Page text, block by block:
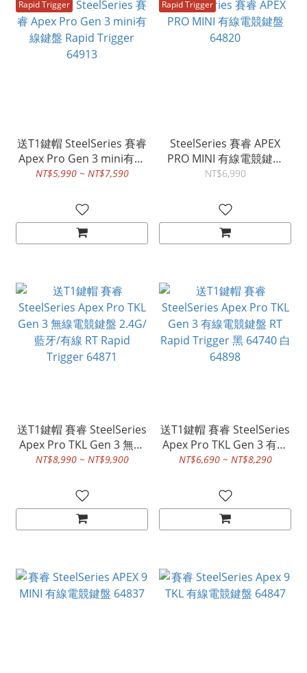
Rapid Trigger
送T1鍵帽 SteelSeries 賽睿
Apex Pro Gen 3 mini有線
鍵盤 Rapid Trigger 64913
NT$5,990 ~ NT$7,590
Rapid Trigger
SteelSeries 賽睿 APEX
PRO MINI 有線電競鍵盤
64820
NT$6,990
送T1鍵帽 賽睿 SteelSeries
Apex Pro TKL Gen 3 無線
電競鍵盤 2.4G/藍牙/有線
NT$8,990 ~ NT$9,900
送T1鍵帽 賽睿 SteelSeries
Apex Pro TKL Gen 3 有線
電競鍵盤 RT Rapid Trigger
NT$6,690 ~ NT$8,290